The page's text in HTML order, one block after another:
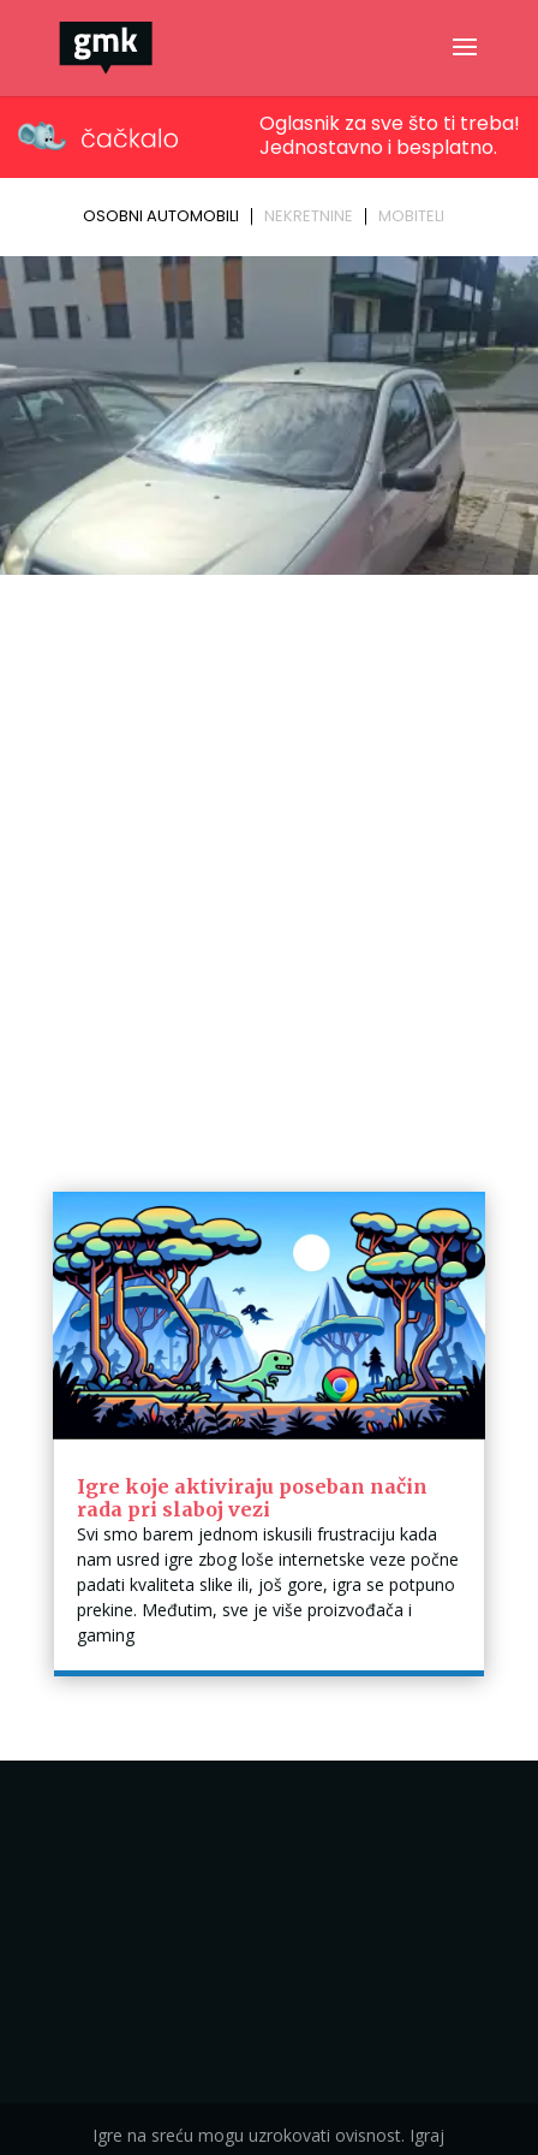
Igre koje aktiviraju poseban način
rada pri slaboj vezi
Svi smo barem jednom iskusili frustraciju kada
nam usred igre zbog loše internetske veze počne
padati kvaliteta slike ili, još gore, igra se potpuno
prekine. Međutim, sve je više proizvođača i
gaming
Igre na sreću mogu uzrokovati ovisnost. Igraj